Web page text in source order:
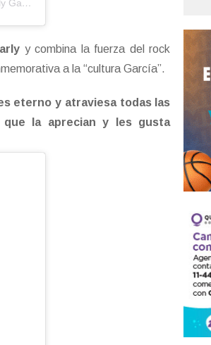
Una publicación compartida de Beats Modernos | Nuestra vida con Charly García (@beatsmodernos)
y combina la fuerza del rock
a la “cultura García”.
eterno y atraviesa todas las
que la aprecian y les gusta